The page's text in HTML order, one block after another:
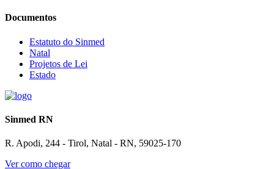
Documentos
Estatuto do Sinmed
Natal
Projetos de Lei
Estado
Sinmed RN
R. Apodi, 244 - Tirol, Natal - RN, 59025-170
Ver como chegar